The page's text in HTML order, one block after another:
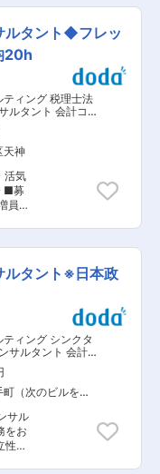
業会
を行
いる
い
。
わる
機動
限
ま
シャ
のメ
・働
ー
す。
か
り手
ト、
を
ラ
企業
ー
権高
得し
メン
やす
いて
ち
単な
ァ
ど
実
企業
す。
ルタント◆フレッ
20h
ィング 税理士法
ルタント 会計コ
ドバイザリー
天神
活気
員募
再生
・
支援
様
。
よ
営者
きな
・
ェン
ル
だき
で
税理
ルタント※日本政
ィング シンクタ
サルタント 会計
アドバイザリー
（次のビルを除
サル
をお
性や